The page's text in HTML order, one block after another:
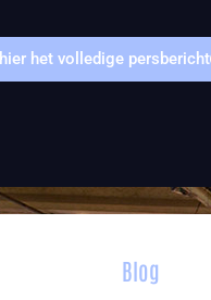
het volledige persbericht
Blog